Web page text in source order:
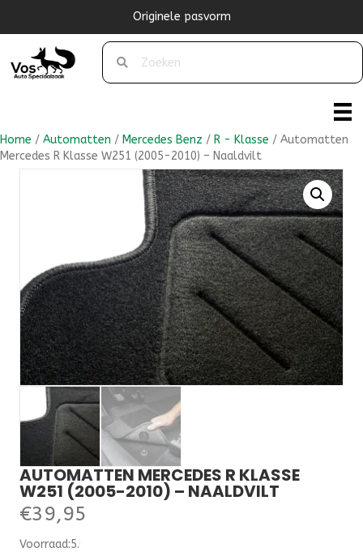
Originele pasvorm
Home / Automatten / Mercedes Benz / R - Klasse / Automatten
Mercedes R Klasse W251 (2005-2010) – Naaldvilt
AUTOMATTEN MERCEDES R KLASSE
W251 (2005-2010) – NAALDVILT
€39,95
Voorraad:5.000000